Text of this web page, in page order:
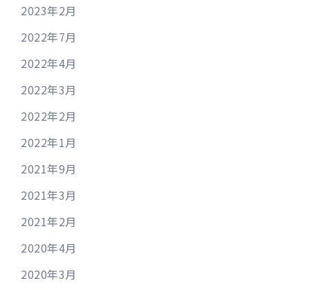
2023年2月
2022年7月
2022年4月
2022年3月
2022年2月
2022年1月
2021年9月
2021年3月
2021年2月
2020年4月
2020年3月